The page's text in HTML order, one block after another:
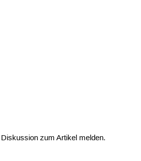
zum Artikel melden.